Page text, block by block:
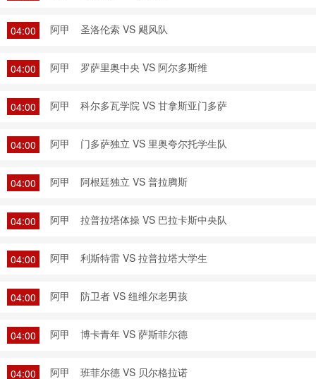
04:00 阿甲 圣洛伦索 VS 飓风队
04:00 阿甲 罗萨里奥中央 VS 阿尔多斯维
04:00 阿甲 科尔多瓦学院 VS 甘拿斯亚门多萨
04:00 阿甲 门多萨独立 VS 里奥夸尔托学生队
04:00 阿甲 阿根廷独立 VS 普拉腾斯
04:00 阿甲 拉普拉塔体操 VS 巴拉卡斯中央队
04:00 阿甲 利斯特雷 VS 拉普拉塔大学生
04:00 阿甲 防卫者 VS 纽维尔老男孩
04:00 阿甲 博卡青年 VS 萨斯菲尔德
04:00 阿甲 班菲尔德 VS 贝尔格拉诺